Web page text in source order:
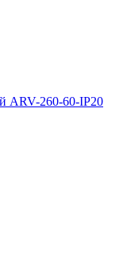
ARV-260-60-IP20